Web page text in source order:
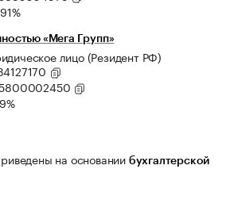
«Мега Групп»
лицо (Резидент РФ)
на основании бухгалтерской